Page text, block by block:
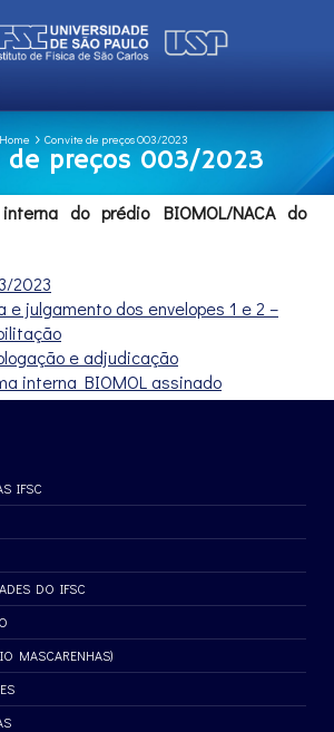
Home Convite de preços 003/2023
de preços 003/2023
do prédio BIOMOL/NACA do
2023
e julgamento dos envelopes 1 e 2 –
e adjudicação
interna BIOMOL assinado
IFSC
DO IFSC
MASCARENHAS)